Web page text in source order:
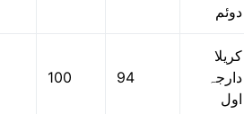
دوئم
100 94
کریلا
دارجہ
اول